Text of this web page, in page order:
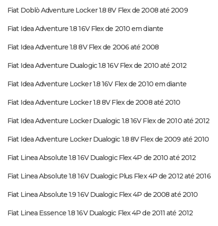
Fiat Doblò Adventure Locker 1.8 8V Flex de 2008 até 2009
Fiat Idea Adventure 1.8 16V Flex de 2010 em diante
Fiat Idea Adventure 1.8 8V Flex de 2006 até 2008
Fiat Idea Adventure Dualogic 1.8 16V Flex de 2010 até 2012
Fiat Idea Adventure Locker 1.8 16V Flex de 2010 em diante
Fiat Idea Adventure Locker 1.8 8V Flex de 2008 até 2010
Fiat Idea Adventure Locker Dualogic 1.8 16V Flex de 2010 até 2012
Fiat Idea Adventure Locker Dualogic 1.8 8V Flex de 2009 até 2010
Fiat Linea Absolute 1.8 16V Dualogic Flex 4P de 2010 até 2012
Fiat Linea Absolute 1.8 16V Dualogic Plus Flex 4P de 2012 até 2016
Fiat Linea Absolute 1.9 16V Dualogic Flex 4P de 2008 até 2010
Fiat Linea Essence 1.8 16V Dualogic Flex 4P de 2011 até 2012